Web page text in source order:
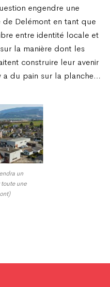
engendre une
Delémont en tant que
entre identité locale et
la manière dont les
construire leur avenir
a du pain sur la planche…
un
une